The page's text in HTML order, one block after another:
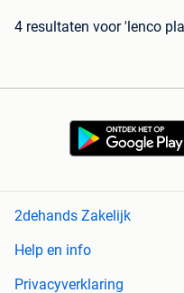
4 resultaten voor 'lenco
2dehands Zakelijk
Help en info
Privacyverklaring